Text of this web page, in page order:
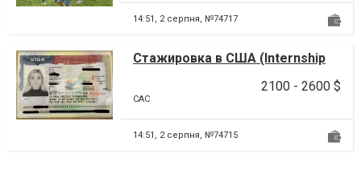
14:51, 2 серпня, №74717
Стажировка в США (Internship
2100 - 2600 $
CAC
14:51, 2 серпня, №74715